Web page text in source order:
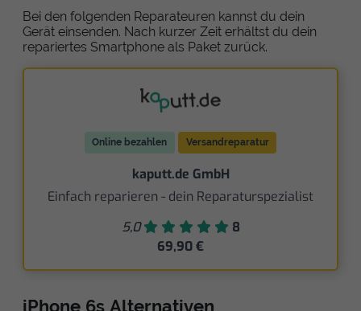
Bei den folgenden Reparateuren kannst du dein
Gerät einsenden. Nach kurzer Zeit erhältst du dein
repariertes Smartphone als Paket zurück.
Online bezahlen Versandreparatur
kaputt.de GmbH
Einfach reparieren - dein Reparaturspezialist
5,0
8
69,90 €
iPhone 6s Alternativen